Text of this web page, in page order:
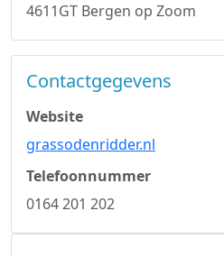
4611GT Bergen op Zoom
Contactgegevens
Website
grassodenridder.nl
Telefoonnummer
0164 201 202